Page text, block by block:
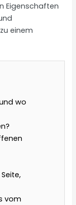
Eigenschaften
einem
wo
vom